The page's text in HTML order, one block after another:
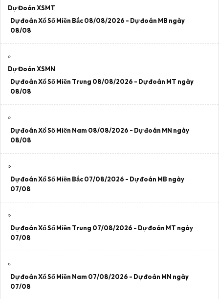
Dự Đoán XSMT
Dự đoán Xổ Số Miền Bắc 08/08/2026 - Dự đoán MB ngày
08/08
Dự Đoán XSMN
Dự đoán Xổ Số Miền Trung 08/08/2026 - Dự đoán MT ngày
08/08
Dự đoán Xổ Số Miền Nam 08/08/2026 - Dự đoán MN ngày
08/08
Dự đoán Xổ Số Miền Bắc 07/08/2026 - Dự đoán MB ngày
07/08
Dự đoán Xổ Số Miền Trung 07/08/2026 - Dự đoán MT ngày
07/08
Dự đoán Xổ Số Miền Nam 07/08/2026 - Dự đoán MN ngày
07/08